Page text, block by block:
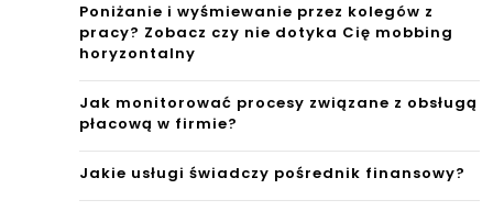
Poniżanie i wyśmiewanie przez kolegów z
pracy? Zobacz czy nie dotyka Cię mobbing
horyzontalny
Jak monitorować procesy związane z obsługą
płacową w firmie?
Jakie usługi świadczy pośrednik finansowy?